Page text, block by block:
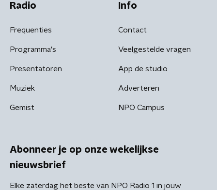
Radio
Frequenties
Programma's
Presentatoren
Muziek
Gemist
Info
Contact
Veelgestelde vragen
App de studio
Adverteren
NPO Campus
Abonneer je op onze wekelijkse
nieuwsbrief
Elke zaterdag het beste van NPO Radio 1 in jouw